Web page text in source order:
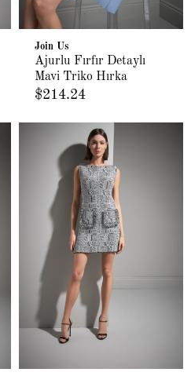
Join Us
Ajurlu Fırfır Detaylı
Mavi Triko Hırka
$214.24